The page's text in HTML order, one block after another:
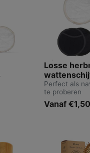
Losse
Perfect als
te proberen
Vanaf €1,50